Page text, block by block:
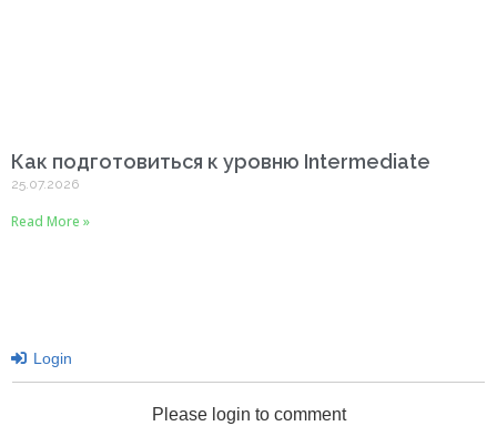
Как подготовиться к уровню Intermediate
25.07.2026
Read More »
Login
Please login to comment